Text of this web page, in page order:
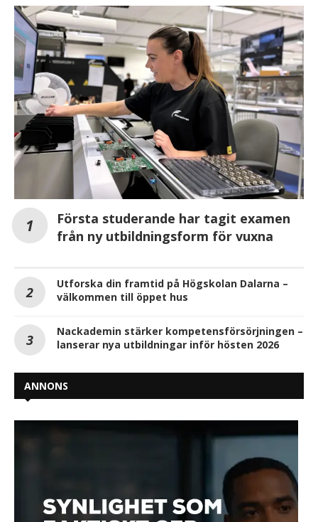
Första studerande har tagit examen
från ny utbildningsform för vuxna
Utforska din framtid på Högskolan Dalarna –
välkommen till öppet hus
Nackademin stärker kompetensförsörjningen –
lanserar nya utbildningar inför hösten 2026
ANNONS